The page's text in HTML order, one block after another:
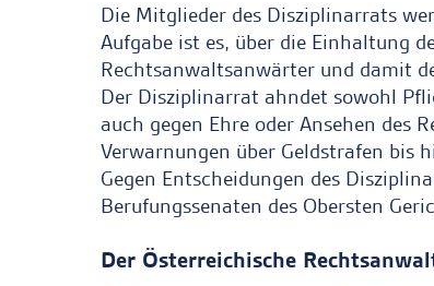
Die Mitglieder des Disziplinarrats
Aufgabe ist es, über die Einhaltung
Rechtsanwaltsanwärter und damit
Der Disziplinarrat ahndet sowohl
auch gegen Ehre oder Ansehen des
Verwarnungen über Geldstrafen bis
Gegen Entscheidungen des
Berufungssenaten des Obersten
Der Österreichische